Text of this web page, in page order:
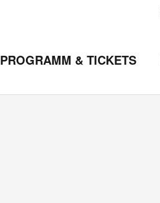
PROGRAMM & TICKETS